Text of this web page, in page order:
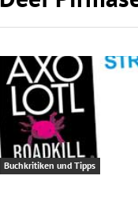
Buchkritiken und Tipps